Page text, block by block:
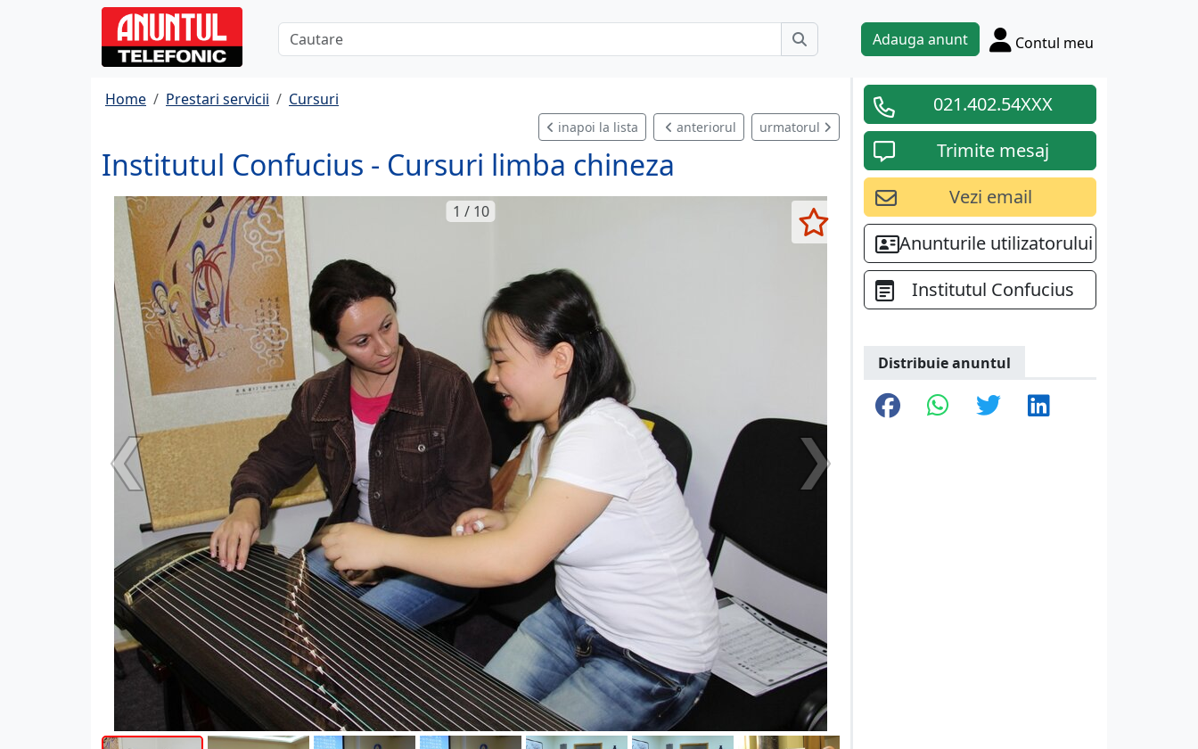
Adauga anunt Contul meu
Home Prestari servicii Cursuri
inapoi la lista anteriorul urmatorul
Institutul Confucius - Cursuri limba chineza
1 / 10
021.402.54XXX
Trimite mesaj
Vezi email
Anunturile utilizatorului
Institutul Confucius
Distribuie anuntul